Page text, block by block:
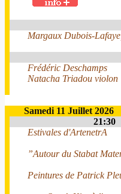
Margaux Dubois-
Frédéric Deschamps
Natacha Triadou violon
Samedi 11 Juillet 2026
21:30
Estivales d'ArtenetrA
”Autour du Stabat
Peintures de Patrick